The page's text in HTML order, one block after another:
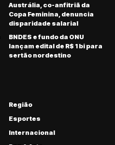
Austrália, co-anfitriã da
Copa Feminina, denuncia
disparidade salarial
BNDES e fundo da ONU
lançam edital de R$ 1 bi para
sertão nordestino
Região
Esportes
Internacional